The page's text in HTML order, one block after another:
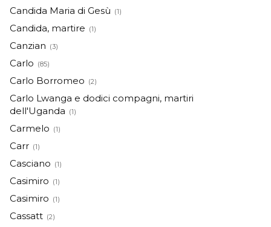
Candida Maria di Gesù (1)
Candida, martire (1)
Canzian (3)
Carlo (85)
Carlo Borromeo (2)
Carlo Lwanga e dodici compagni, martiri
dell'Uganda (1)
Carmelo (1)
Carr (1)
Casciano (1)
Casimiro (1)
Casimiro (1)
Cassatt (2)